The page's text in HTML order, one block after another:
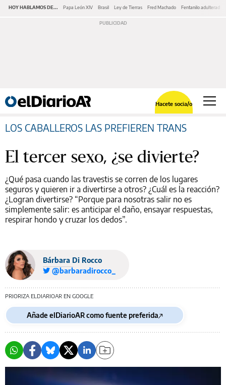
HOY HABLAMOS DE... Papa León XIV Brasil Ley de Tierras Fred Machado Fentanilo adulterado
Hacete socia/o
LOS CABALLEROS LAS PREFIEREN TRANS
El tercer sexo, ¿se divierte?
¿Qué pasa cuando las travestis se corren de los lugares
seguros y quieren ir a divertirse a otros? ¿Cuál es la reacción?
¿Logran divertirse? “Porque para nosotras salir no es
simplemente salir: es anticipar el daño, ensayar respuestas,
respirar hondo y cruzar los dedos”.
Bárbara Di Rocco
@barbaradirocco_
PRIORIZA ELDIARIOAR EN GOOGLE
Añade elDiarioAR como fuente preferida